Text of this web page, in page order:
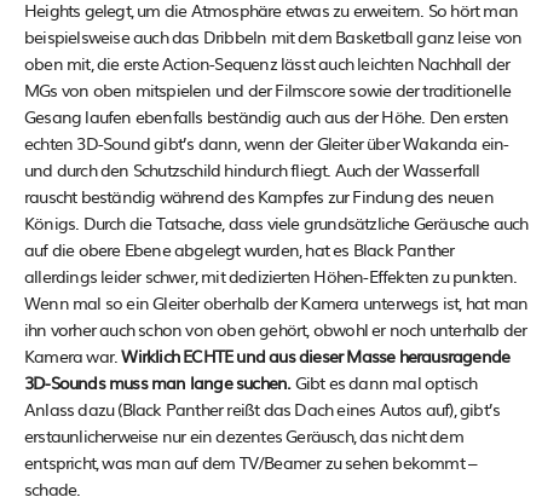
Heights gelegt, um die Atmosphäre etwas zu erweitern. So hört man
beispielsweise auch das Dribbeln mit dem Basketball ganz leise von
oben mit, die erste Action-Sequenz lässt auch leichten Nachhall der
MGs von oben mitspielen und der Filmscore sowie der traditionelle
Gesang laufen ebenfalls beständig auch aus der Höhe. Den ersten
echten 3D-Sound gibt’s dann, wenn der Gleiter über Wakanda ein-
und durch den Schutzschild hindurch fliegt. Auch der Wasserfall
rauscht beständig während des Kampfes zur Findung des neuen
Königs. Durch die Tatsache, dass viele grundsätzliche Geräusche auch
auf die obere Ebene abgelegt wurden, hat es Black Panther
allerdings leider schwer, mit dedizierten Höhen-Effekten zu punkten.
Wenn mal so ein Gleiter oberhalb der Kamera unterwegs ist, hat man
ihn vorher auch schon von oben gehört, obwohl er noch unterhalb der
Kamera war.Wirklich ECHTE und aus dieser Masse herausragende
3D-Sounds muss man lange suchen.Gibt es dann mal optisch
Anlass dazu (Black Panther reißt das Dach eines Autos auf), gibt’s
erstaunlicherweise nur ein dezentes Geräusch, das nicht dem
entspricht, was man auf dem TV/Beamer zu sehen bekommt –
schade.